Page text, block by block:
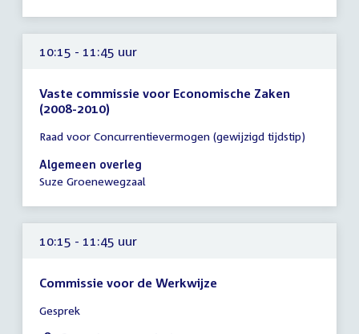
uur
10:15 - 11:45 uur
Vaste commissie voor Economische Zaken
(2008-2010)
vergadering
10:15
-
uur
Raad voor Concurrentievermogen (gewijzigd tijdstip)
Algemeen overleg
Suze Groenewegzaal
10:15 - 11:45 uur
Commissie voor de Werkwijze
vergadering
Gesprek